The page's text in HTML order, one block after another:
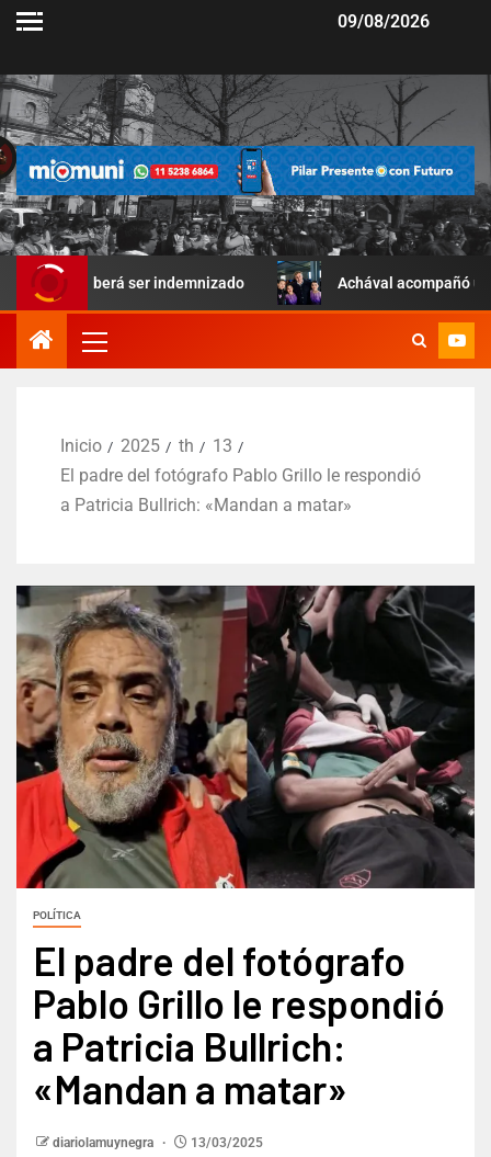
09/08/2026
ser indemnizado Achával acompañó una jornada
Inicio 2025 th
13
El padre del fotógrafo Pablo Grillo le respondió
a Patricia Bullrich: «Mandan a matar»
POLÍTICA
El padre del fotógrafo
Pablo Grillo le respondió
a Patricia Bullrich:
«Mandan a matar»
diariolamuynegra 13/03/2025